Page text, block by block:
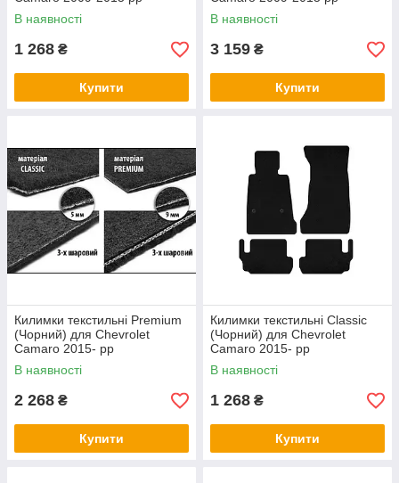
В наявності
1 268 ₴
Купити
В наявності
3 159 ₴
Купити
Килимки текстильні Premium
(Чорний) для Chevrolet
Camaro 2015- рр
В наявності
2 268 ₴
Купити
Килимки текстильні Classic
(Чорний) для Chevrolet
Camaro 2015- рр
В наявності
1 268 ₴
Купити